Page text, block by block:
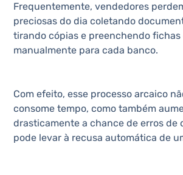
Frequentemente, vendedores
preciosas do dia coletando
tirando cópias e preenchendo
manualmente para cada banco.
Com efeito, esse processo arcaico
consome tempo, como também
drasticamente a chance de erros de
pode levar à recusa automática de